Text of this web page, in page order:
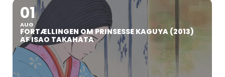
01
AUG
FORTÆLLINGEN OM PRINSESSE KAGUYA (2013)
AF ISAO TAKAHATA